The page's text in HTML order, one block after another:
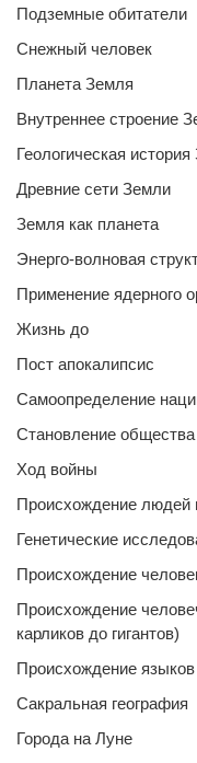
Подземные обитатели
Снежный человек
Планета Земля
Внутреннее строение
Геологическая
Древние сети Земли
Земля как планета
Энерго-волновая
Применение ядерного
Жизнь до
Пост апокалипсис
Самоопределение
Становление общества
Ход войны
Происхождение людей
Генетические
Происхождение
Происхождение
карликов до гигантов)
Происхождение языков
Сакральная география
Города на Луне